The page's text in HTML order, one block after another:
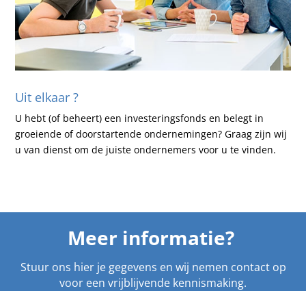
Uit elkaar ?
U hebt (of beheert) een investeringsfonds en belegt in
groeiende of doorstartende ondernemingen? Graag zijn wij
u van dienst om de juiste ondernemers voor u te vinden.
Meer informatie?
Stuur ons hier je gegevens en wij nemen contact op
voor een vrijblijvende kennismaking.